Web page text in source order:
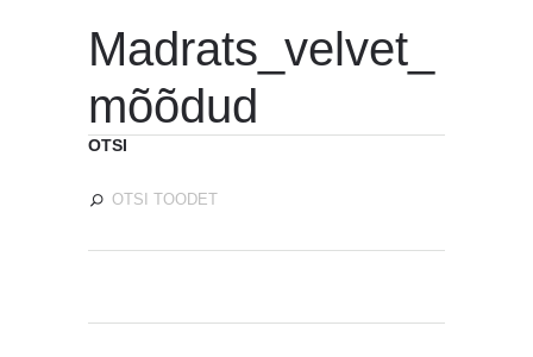
Madrats_velvet_
mõõdud
OTSI